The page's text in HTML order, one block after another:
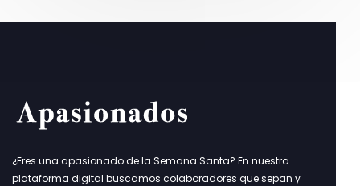
¿Eres una apasionado de la Semana Santa? En nuestra
plataforma digital buscamos colaboradores que sepan y